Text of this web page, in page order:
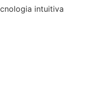
intuitiva